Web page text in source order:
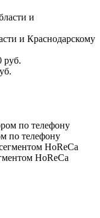
и Краснодарскому
по телефону
HoReCa